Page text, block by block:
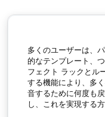
多くのユーザーは、
的なテンプレート、
フェクト ラックとル
する機能により、多
音するために何度も
し、これを実現する